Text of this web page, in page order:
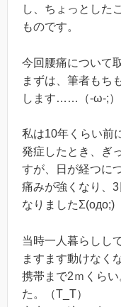
し、ちょっとした
ものです。
今回腰痛について
まずは、筆者もち
します……（-ω-;）
私は10年くらい前
発症したとき、ぎ
すが、日が経つに
痛みが強くなり、
なりましたΣ(oдo;)
当時一人暮らしし
ますます動けなく
携帯まで2ｍくら
た。（T_T）